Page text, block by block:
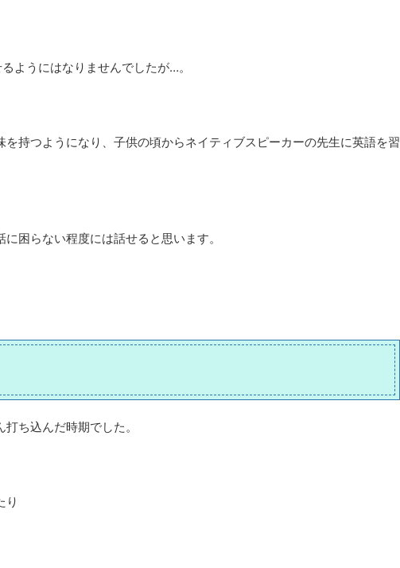
ようにはなりませんでしたが…。
持つようになり、子供の頃からネイティブスピーカーの先生に英語を習
困らない程度には話せると思います。
ち込んだ時期でした。
り